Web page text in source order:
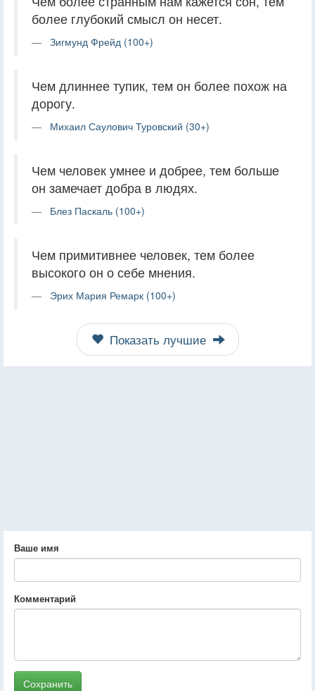
более глубокий смысл он несет.
Зигмунд Фрейд (100+)
Чем длиннее тупик, тем он более похож на
дорогу.
Михаил Саулович Туровский (30+)
Чем человек умнее и добрее, тем больше
он замечает добра в людях.
Блез Паскаль (100+)
Чем примитивнее человек, тем более
высокого он о себе мнения.
Эрих Мария Ремарк (100+)
Показать лучшие
Ваше имя
Комментарий
Сохранить